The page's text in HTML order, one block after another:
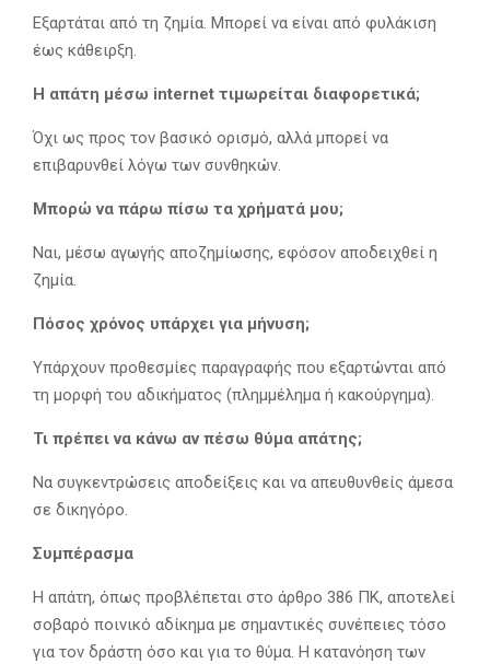
Εξαρτάται από τη ζημία. Μπορεί να είναι από φυλάκιση
έως κάθειρξη.
Η απάτη μέσω internet τιμωρείται διαφορετικά;
Όχι ως προς τον βασικό ορισμό, αλλά μπορεί να
επιβαρυνθεί λόγω των συνθηκών.
Μπορώ να πάρω πίσω τα χρήματά μου;
Ναι, μέσω αγωγής αποζημίωσης, εφόσον αποδειχθεί η
ζημία.
Πόσος χρόνος υπάρχει για μήνυση;
Υπάρχουν προθεσμίες παραγραφής που εξαρτώνται από
τη μορφή του αδικήματος (πλημμέλημα ή κακούργημα).
Τι πρέπει να κάνω αν πέσω θύμα απάτης;
Να συγκεντρώσεις αποδείξεις και να απευθυνθείς άμεσα
σε δικηγόρο.
Συμπέρασμα
Η απάτη, όπως προβλέπεται στο άρθρο 386 ΠΚ, αποτελεί
σοβαρό ποινικό αδίκημα με σημαντικές συνέπειες τόσο
για τον δράστη όσο και για το θύμα. Η κατανόηση των